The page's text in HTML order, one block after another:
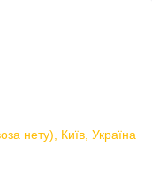
нету), Київ, Україна